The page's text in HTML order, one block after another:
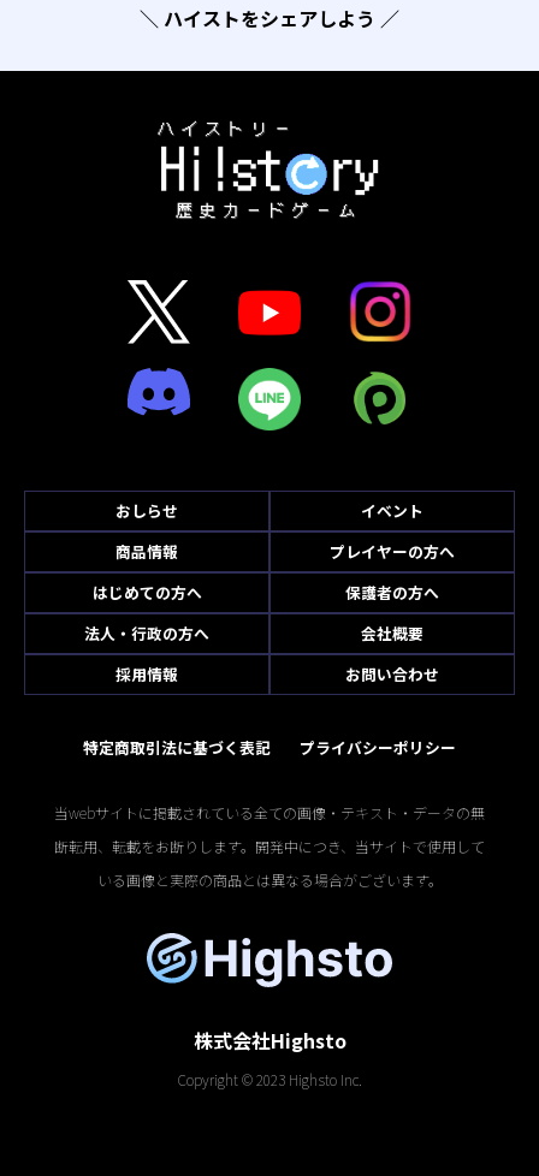
＼ ハイストをシェアしよう ／
おしらせ
イベント
商品情報
プレイヤーの方へ
はじめての方へ
保護者の方へ
法人・行政の方へ
会社概要
採用情報
お問い合わせ
特定商取引法に基づく表記 プライバシーポリシー
当webサイトに掲載されている全ての画像・テキスト・データの無
断転用、転載をお断りします。開発中につき、当サイトで使用して
いる画像と実際の商品とは異なる場合がございます。
株式会社Highsto
Copyright © 2023 Highsto Inc.